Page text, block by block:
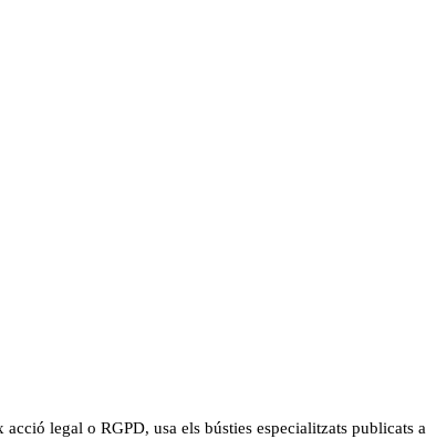
acció legal o RGPD, usa els bústies especialitzats publicats a